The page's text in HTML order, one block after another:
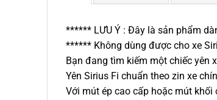
****** LƯU Ý : Đây là sản phẩm
****** Không dùng được cho xe
Bạn đang tìm kiếm một chiếc yên
Yên Sirius Fi chuẩn theo zin xe
Với mút ép cao cấp hoặc mút khối